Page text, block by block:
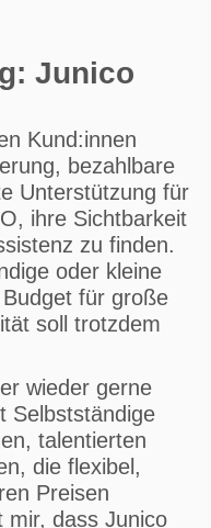
Junico
Kund:innen
bezahlbare
Unterstützung für
ihre Sichtbarkeit
zu finden.
oder kleine
für große
soll trotzdem
wieder gerne
Selbstständige
talentierten
die flexibel,
Preisen
mir, dass Junico